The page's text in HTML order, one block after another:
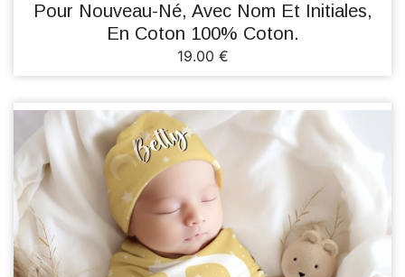
Pour Nouveau-Né, Avec Nom Et Initiales,
En Coton 100% Coton.
19.00 €